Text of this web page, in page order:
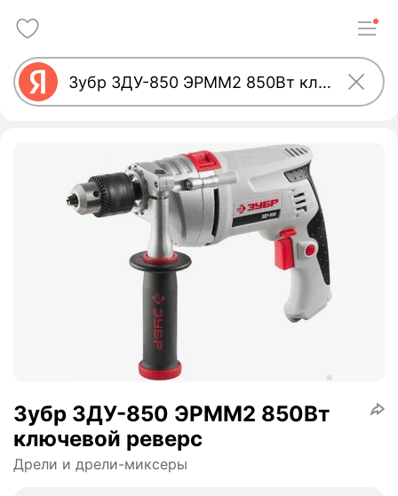
Зубр ЗДУ-850 ЭРММ2 850Вт
ключевой реверс
Дрели и дрели-миксеры